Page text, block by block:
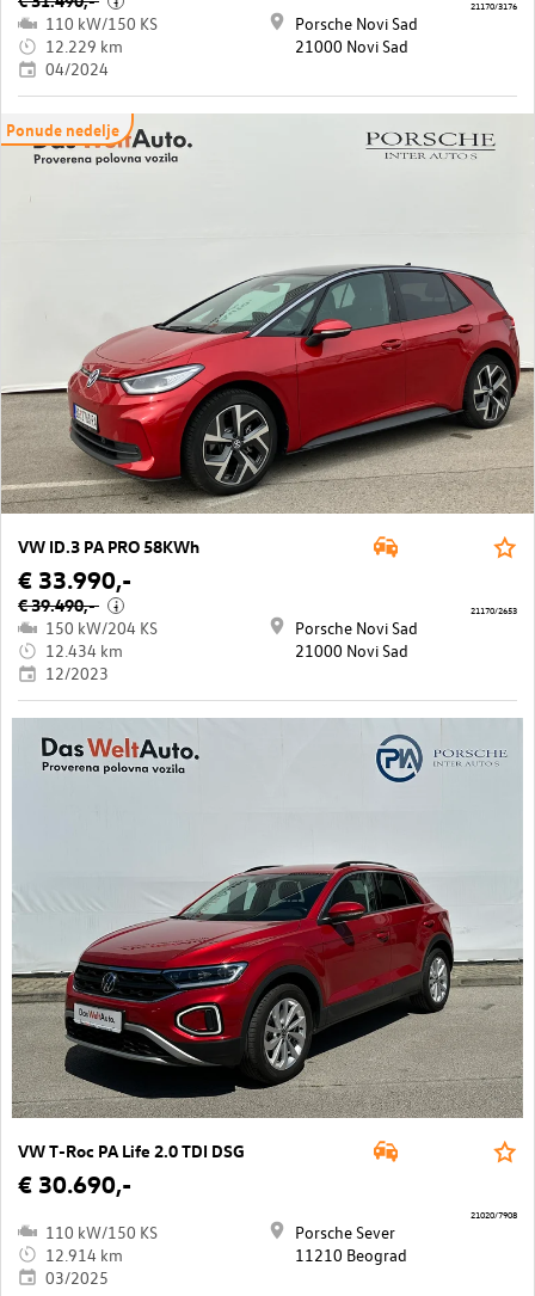
110 kW/150 KS
12.229 km
04/2024
Porsche Novi Sad
21000 Novi Sad
21170/3176
Ponude nedelje
VW ID.3 PA PRO 58KWh
€ 33.990,-
€ 39.490,- i
150 kW/204 KS
12.434 km
12/2023
Porsche Novi Sad
21000 Novi Sad
21170/2653
VW T-Roc PA Life 2.0 TDI DSG
€ 30.690,-
110 kW/150 KS
12.914 km
03/2025
Porsche Sever
11210 Beograd
21020/7908